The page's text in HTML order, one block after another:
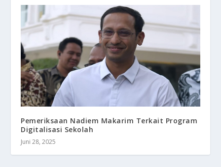
Pemeriksaan Nadiem Makarim Terkait Program
Digitalisasi Sekolah
Juni 28, 2025